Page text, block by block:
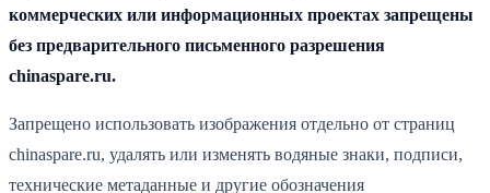
коммерческих или информационных проектах запрещены
без предварительного письменного разрешения
chinaspare.ru.
Запрещено использовать изображения отдельно от страниц
chinaspare.ru, удалять или изменять водяные знаки, подписи,
технические метаданные и другие обозначения